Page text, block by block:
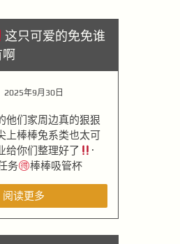
这只可爱的免免谁
2025年9月30日
他们家周边真的狠狠
上棒棒兔系类也太可
给你们整理好了
·
务
棒棒吸管杯
阅读更多